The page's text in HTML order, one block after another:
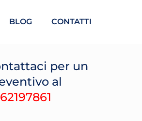
BLOG CONTATTI
per un
al